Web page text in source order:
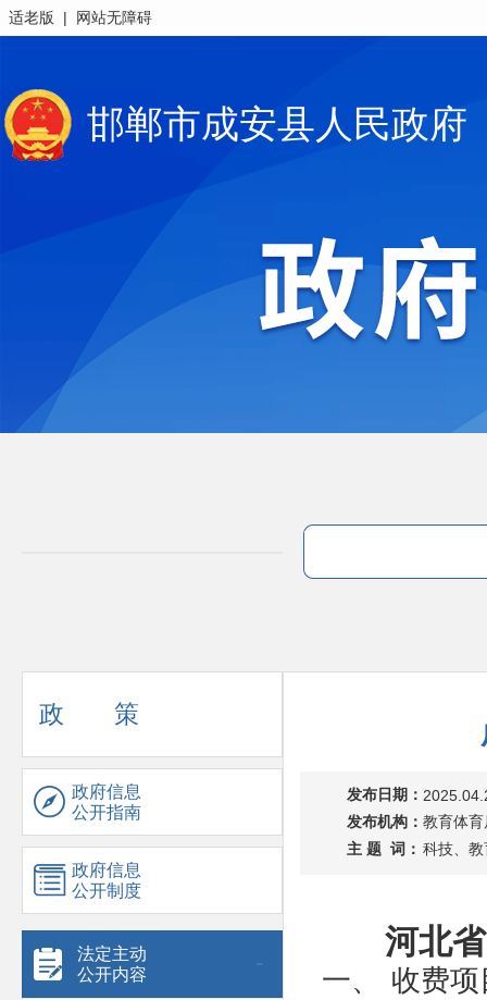
适老版 | 网站无障碍
邯郸市成安县人民政府
政 策
政府信息
公开指南
政府信息
公开制度
法定主动
公开内容
发布日期：
发布机构： 教育体育
主 题 词： 科技、教
河北省
一、
收费项